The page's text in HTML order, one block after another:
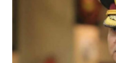
INTERNASIONAL